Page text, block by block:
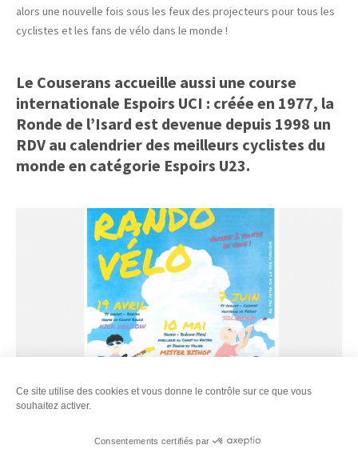
alors une nouvelle fois sous les feux des projecteurs pour tous les
cyclistes et les fans de vélo dans le monde !
Le Couserans accueille aussi une course
internationale Espoirs UCI : créée en 1977, la
Ronde de l’Isard est devenue depuis 1998 un
RDV au calendrier des meilleurs cyclistes du
monde en catégorie Espoirs U23.
Ce site utilise des cookies et vous donne le contrôle sur ce que vous
souhaitez activer.
Consentements certifiés par